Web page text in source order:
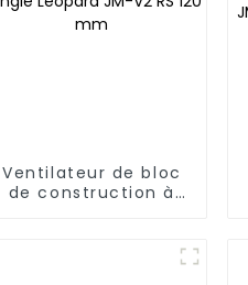
Ventilateur de bloc
de construction à